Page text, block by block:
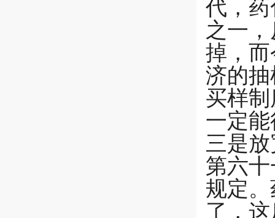
代，
之一
掉，
济的
买样
一定
三是
第六
规定
了，